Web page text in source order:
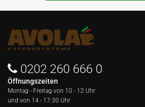
0202 260 666 0
Öffnungszeiten
Montag - Freitag von 10 - 12 Uhr
und von 14 - 17:30 Uhr